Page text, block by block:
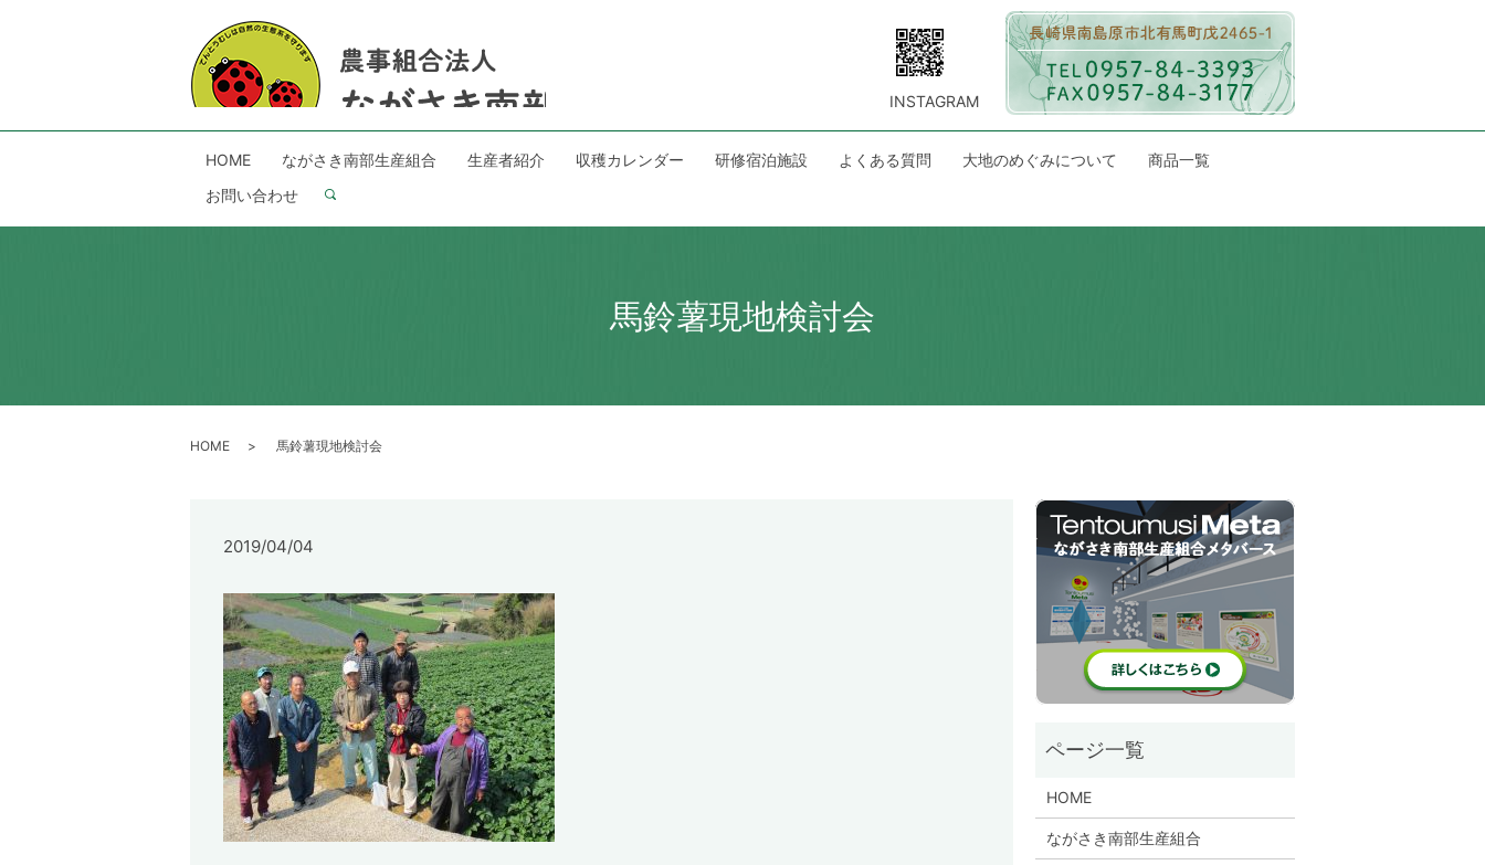
HOME ながさき南部生産組合 生産者紹介 収穫カレンダー 研修宿泊施設 よくある質問 大地のめぐみについて
商品一覧
お問い合わせ
search
INSTAGRAM
馬鈴薯現地検討会
HOME 馬鈴薯現地検討会
2019/04/04
HOME
ながさき南部生産組合